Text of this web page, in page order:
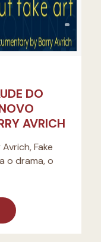
DO
AVRICH
Fake
o drama, o